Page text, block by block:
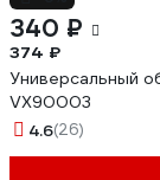
340 ₽
374 ₽
Универсальный
VX90003
4.6(26)